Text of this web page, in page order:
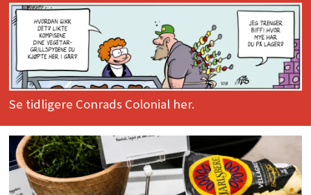
Se tidligere Conrads Colonial her.